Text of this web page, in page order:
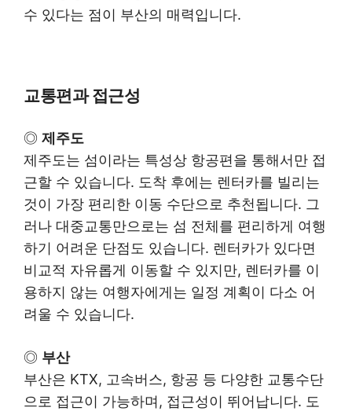
수 있다는 점이 부산의 매력입니다.
교통편과 접근성
◎ 제주도
제주도는 섬이라는 특성상 항공편을 통해서만 접
근할 수 있습니다. 도착 후에는 렌터카를 빌리는
것이 가장 편리한 이동 수단으로 추천됩니다. 그
러나 대중교통만으로는 섬 전체를 편리하게 여행
하기 어려운 단점도 있습니다. 렌터카가 있다면
비교적 자유롭게 이동할 수 있지만, 렌터카를 이
용하지 않는 여행자에게는 일정 계획이 다소 어
려울 수 있습니다.
◎ 부산
부산은 KTX, 고속버스, 항공 등 다양한 교통수단
으로 접근이 가능하며, 접근성이 뛰어납니다. 도